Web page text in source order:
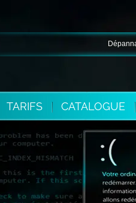
Dépannage
TARIFS CATALOGUE